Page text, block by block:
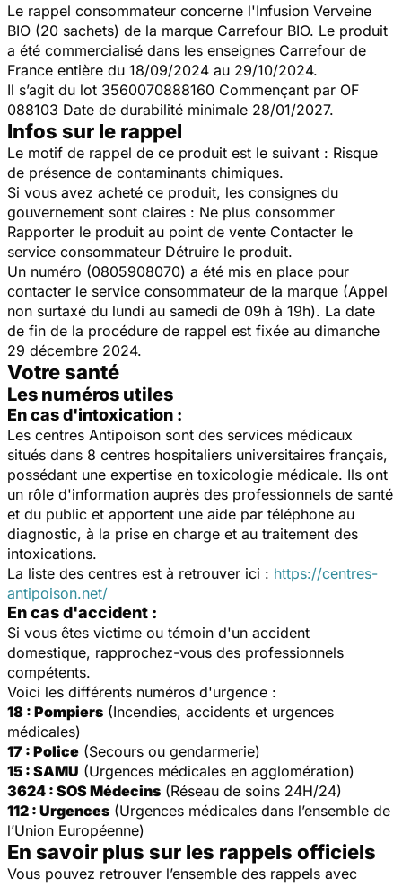
Le rappel consommateur concerne l'Infusion Verveine
BIO (20 sachets) de la marque Carrefour BIO. Le produit
a été commercialisé dans les enseignes Carrefour de
France entière du 18/09/2024 au 29/10/2024.
Il s’agit du lot 3560070888160 Commençant par OF
088103 Date de durabilité minimale 28/01/2027.
Infos sur le rappel
Le motif de rappel de ce produit est le suivant : Risque
de présence de contaminants chimiques.
Si vous avez acheté ce produit, les consignes du
gouvernement sont claires : Ne plus consommer
Rapporter le produit au point de vente Contacter le
service consommateur Détruire le produit.
Un numéro (0805908070) a été mis en place pour
contacter le service consommateur de la marque (Appel
non surtaxé du lundi au samedi de 09h à 19h). La date
de fin de la procédure de rappel est fixée au dimanche
29 décembre 2024.
Votre santé
Les numéros utiles
En cas d'intoxication :
Les centres Antipoison sont des services médicaux
situés dans 8 centres hospitaliers universitaires français,
possédant une expertise en toxicologie médicale. Ils ont
un rôle d'information auprès des professionnels de santé
et du public et apportent une aide par téléphone au
diagnostic, à la prise en charge et au traitement des
intoxications.
La liste des centres est à retrouver ici : https://centres-
antipoison.net/
En cas d'accident :
Si vous êtes victime ou témoin d'un accident
domestique, rapprochez-vous des professionnels
compétents.
Voici les différents numéros d'urgence :
18 : Pompiers (Incendies, accidents et urgences
médicales)
17 : Police (Secours ou gendarmerie)
15 : SAMU (Urgences médicales en agglomération)
3624 : SOS Médecins (Réseau de soins 24H/24)
112 : Urgences (Urgences médicales dans l’ensemble de
l’Union Européenne)
En savoir plus sur les rappels officiels
Vous pouvez retrouver l’ensemble des rappels avec